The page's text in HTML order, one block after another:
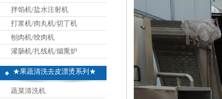
拌馅机/盐水注射机
打浆机/肉丸机/切丁机
刨肉机/绞肉机
灌肠机/扎线机/烟熏炉
★果蔬清洗去皮漂烫系列★
蔬菜清洗机